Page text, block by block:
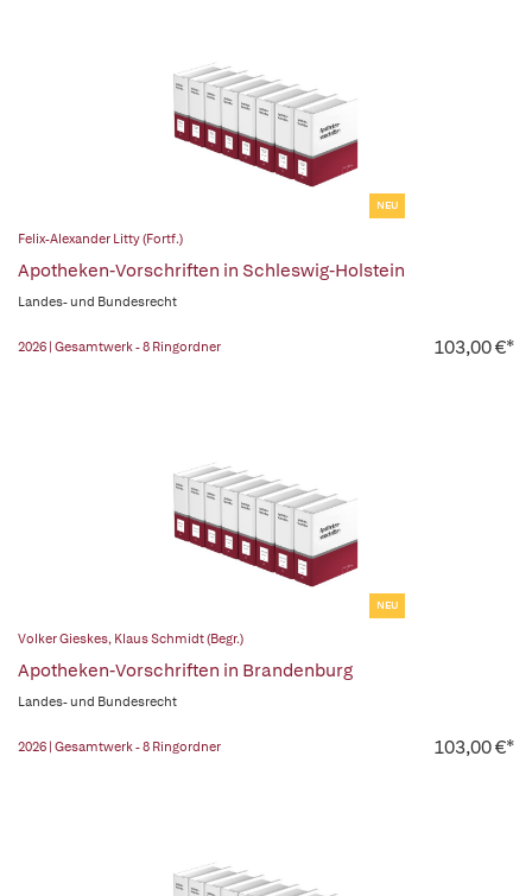
NEU
Felix-Alexander Litty (Fortf.)
Apotheken-Vorschriften in Schleswig-Holstein
Landes- und Bundesrecht
2026 | Gesamtwerk - 8 Ringordner 103,00 €*
NEU
Volker Gieskes, Klaus Schmidt (Begr.)
Apotheken-Vorschriften in Brandenburg
Landes- und Bundesrecht
2026 | Gesamtwerk - 8 Ringordner 103,00 €*